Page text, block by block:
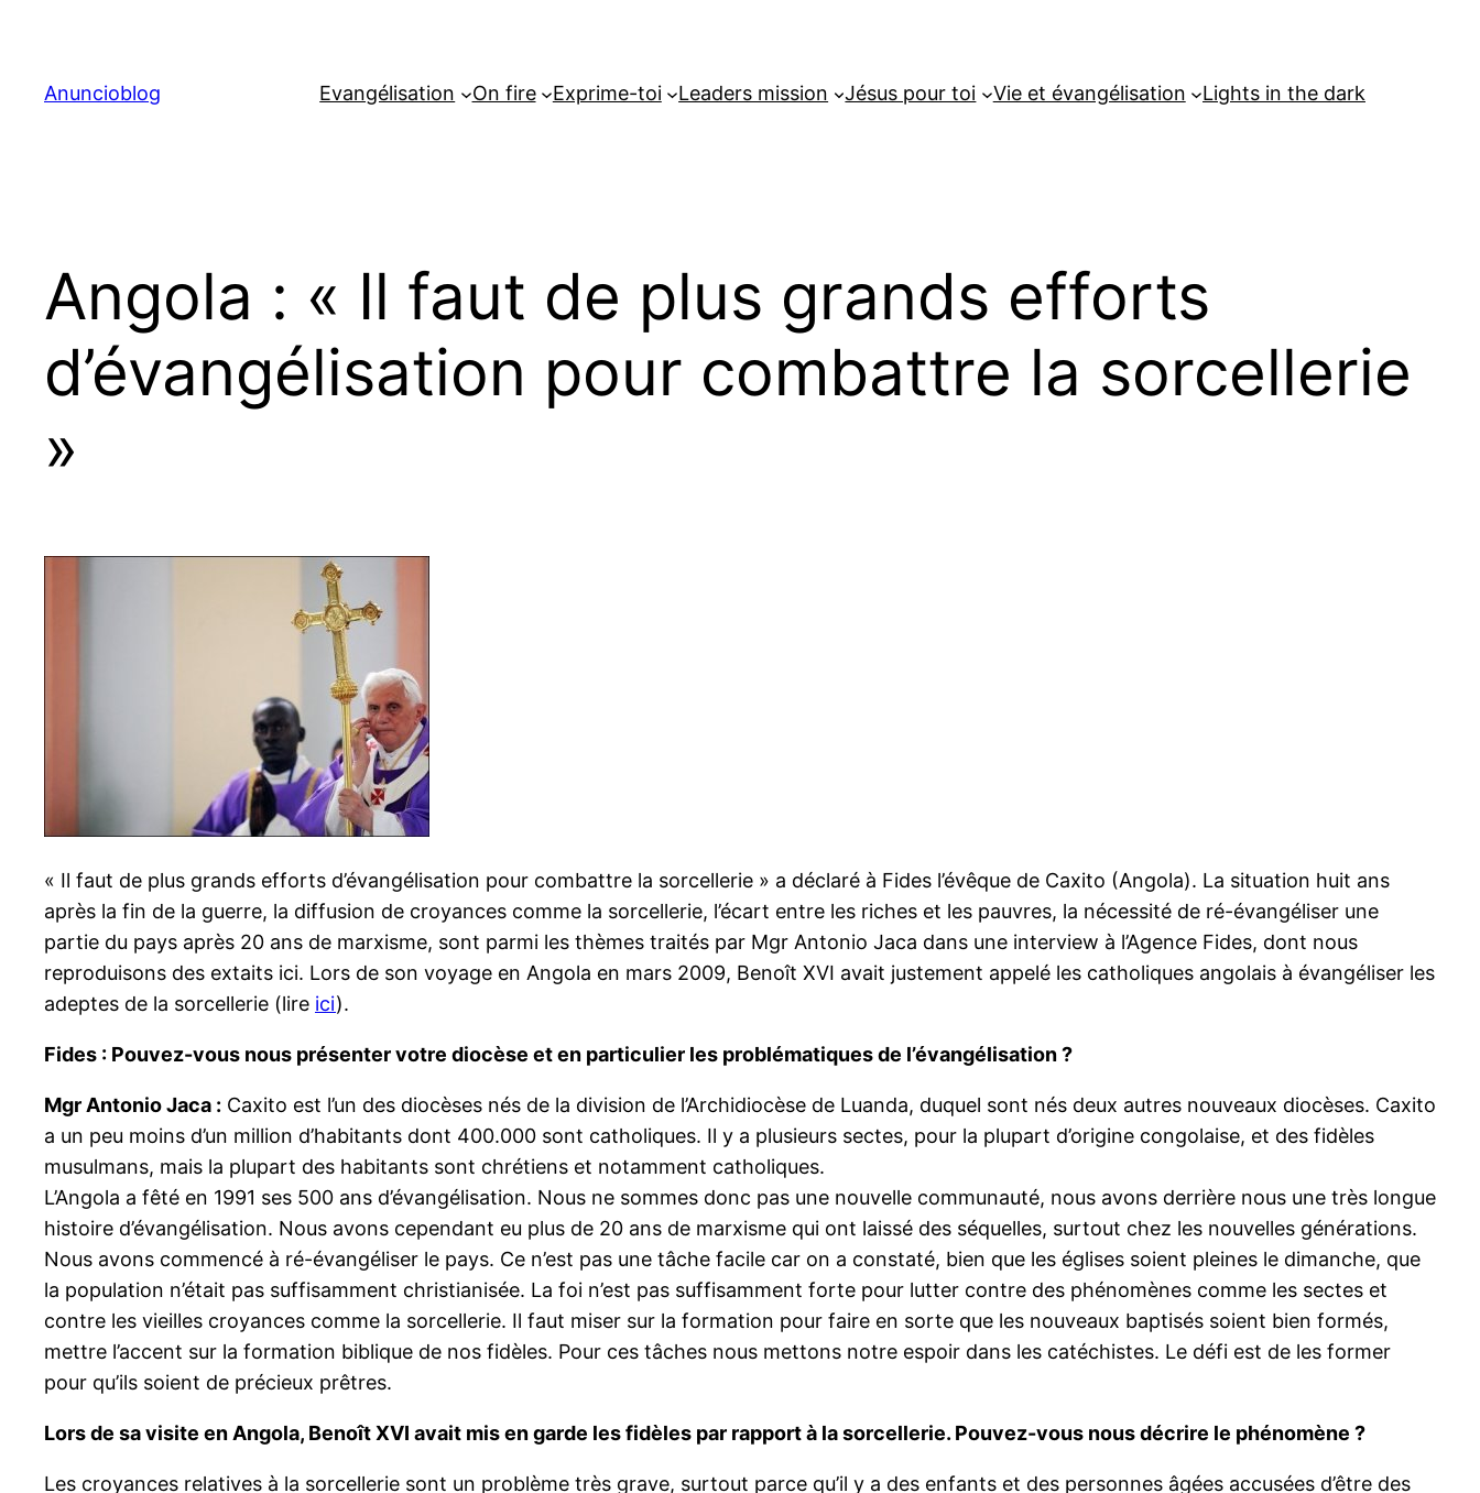
contenu
Anuncioblog Evangélisation On fire Exprime-toi Leaders mission Jésus pour toi Vie et évangélisation Lights in the dark
Angola : « Il faut de plus grands efforts
d’évangélisation pour combattre la sorcellerie
»
« Il faut de plus grands efforts d’évangélisation pour combattre la sorcellerie » a déclaré à Fides l’évêque de Caxito (Angola). La situation huit ans
après la fin de la guerre, la diffusion de croyances comme la sorcellerie, l’écart entre les riches et les pauvres, la nécessité de ré-évangéliser une
partie du pays après 20 ans de marxisme, sont parmi les thèmes traités par Mgr Antonio Jaca dans une interview à l’Agence Fides, dont nous
reproduisons des extaits ici. Lors de son voyage en Angola en mars 2009, Benoît XVI avait justement appelé les catholiques angolais à évangéliser les
adeptes de la sorcellerie (lire ici).
Fides : Pouvez-vous nous présenter votre diocèse et en particulier les problématiques de l’évangélisation ?
Mgr Antonio Jaca : Caxito est l’un des diocèses nés de la division de l’Archidiocèse de Luanda, duquel sont nés deux autres nouveaux diocèses. Caxito
a un peu moins d’un million d’habitants dont 400.000 sont catholiques. Il y a plusieurs sectes, pour la plupart d’origine congolaise, et des fidèles
musulmans, mais la plupart des habitants sont chrétiens et notamment catholiques.
L’Angola a fêté en 1991 ses 500 ans d’évangélisation. Nous ne sommes donc pas une nouvelle communauté, nous avons derrière nous une très longue
histoire d’évangélisation. Nous avons cependant eu plus de 20 ans de marxisme qui ont laissé des séquelles, surtout chez les nouvelles générations.
Nous avons commencé à ré-évangéliser le pays. Ce n’est pas une tâche facile car on a constaté, bien que les églises soient pleines le dimanche, que
la population n’était pas suffisamment christianisée. La foi n’est pas suffisamment forte pour lutter contre des phénomènes comme les sectes et
contre les vieilles croyances comme la sorcellerie. Il faut miser sur la formation pour faire en sorte que les nouveaux baptisés soient bien formés,
mettre l’accent sur la formation biblique de nos fidèles. Pour ces tâches nous mettons notre espoir dans les catéchistes. Le défi est de les former
pour qu’ils soient de précieux prêtres.
Lors de sa visite en Angola, Benoît XVI avait mis en garde les fidèles par rapport à la sorcellerie. Pouvez-vous nous décrire le phénomène ?
Les croyances relatives à la sorcellerie sont un problème très grave, surtout parce qu’il y a des enfants et des personnes âgées accusées d’être des